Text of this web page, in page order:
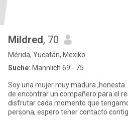
Mildred, 70
Mérida, Yucatán, Mexiko
Suche: Männlich 69 - 75
Soy una mujer muy madura
de encontrar un compañero para.el
disfrutar cada momento que
persona, espero tener contacto